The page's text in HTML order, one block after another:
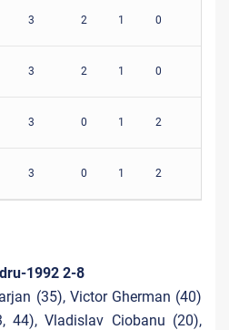
3 2 1 0
3 2 1 0
3 0 1 2
3 0 1 2
1992 2-8
(35), Victor Gherman (40)
44), Vladislav Ciobanu (20),